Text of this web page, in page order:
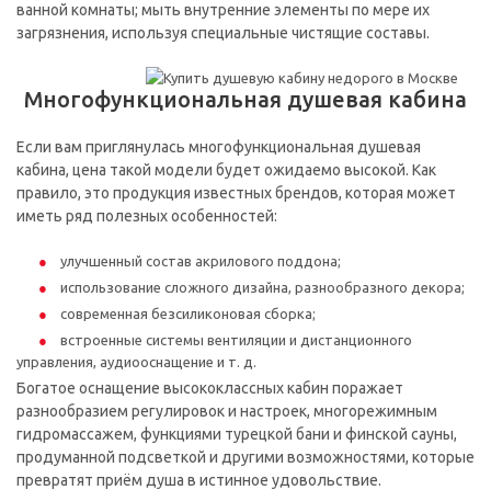
ванной комнаты; мыть внутренние элементы по мере их
загрязнения, используя специальные чистящие составы.
Многофункциональная душевая кабина
Если вам приглянулась многофункциональная душевая
кабина, цена такой модели будет ожидаемо высокой. Как
правило, это продукция известных брендов, которая может
иметь ряд полезных особенностей:
улучшенный состав акрилового поддона;
использование сложного дизайна, разнообразного декора;
современная безсиликоновая сборка;
встроенные системы вентиляции и дистанционного
управления, аудиооснащение и т. д.
Богатое оснащение высококлассных кабин поражает
разнообразием регулировок и настроек, многорежимным
гидромассажем, функциями турецкой бани и финской сауны,
продуманной подсветкой и другими возможностями, которые
превратят приём душа в истинное удовольствие.